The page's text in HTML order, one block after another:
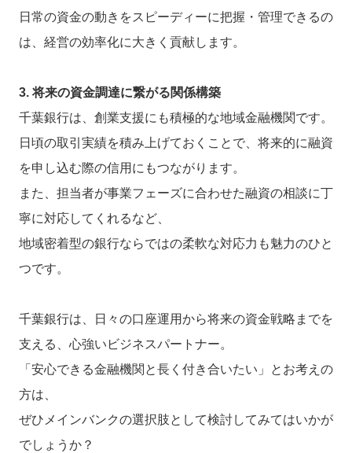
日常の資金の動きをスピーディーに把握・管理できるの
は、経営の効率化に大きく貢献します。
3. 将来の資金調達に繋がる関係構築
千葉銀行は、創業支援にも積極的な地域金融機関です。
日頃の取引実績を積み上げておくことで、将来的に融資
を申し込む際の信用にもつながります。
また、担当者が事業フェーズに合わせた融資の相談に丁
寧に対応してくれるなど、
地域密着型の銀行ならではの柔軟な対応力も魅力のひと
つです。
千葉銀行は、日々の口座運用から将来の資金戦略までを
支える、心強いビジネスパートナー。
「安心できる金融機関と長く付き合いたい」とお考えの
方は、
ぜひメインバンクの選択肢として検討してみてはいかが
でしょうか？